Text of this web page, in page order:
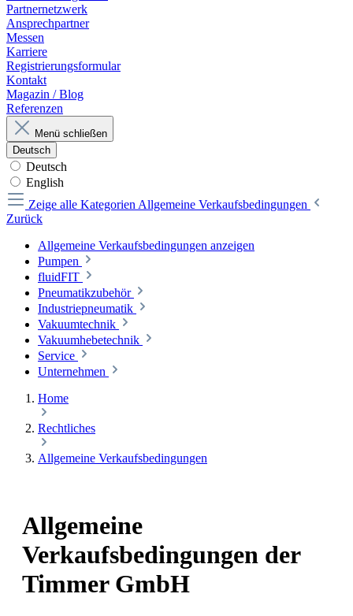
Partnernetzwerk
Ansprechpartner
Messen
Karriere
Registrierungsformular
Kontakt
Magazin / Blog
Referenzen
Menü schließen
Deutsch
Deutsch
English
Zeige alle Kategorien Allgemeine Verkaufsbedingungen
Zurück
Allgemeine Verkaufsbedingungen anzeigen
Pumpen
fluidFIT
Pneumatikzubehör
Industriepneumatik
Vakuumtechnik
Vakuumhebetechnik
Service
Unternehmen
Home
Rechtliches
Allgemeine Verkaufsbedingungen
Allgemeine
Verkaufsbedingungen der
Timmer GmbH